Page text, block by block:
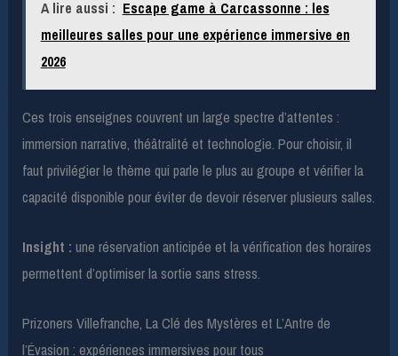
A lire aussi : Escape game à Carcassonne : les
meilleures salles pour une expérience immersive en
2026
Ces trois enseignes couvrent un large spectre d’attentes :
immersion narrative, théâtralité et technologie. Pour choisir, il
faut privilégier le thème qui parle le plus au groupe et vérifier la
capacité disponible pour éviter de devoir réserver plusieurs salles.
Insight : une réservation anticipée et la vérification des horaires
permettent d’optimiser la sortie sans stress.
Prizoners Villefranche, La Clé des Mystères et L’Antre de
l’Évasion : expériences immersives pour tous